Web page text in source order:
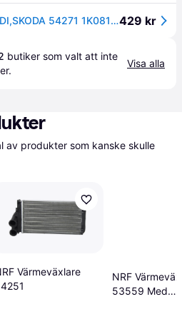
NRF Värmeväxlare VW,AUDI,SKODA 54271 1K0819031,1K0819031A,1K0819031B Värmepaket,Värmeväxlare, kupévärmare 1K0819031C,1K0819031D,1K0819031E429 kr
butiker som valt att inte
Visa alla
av produkter som kanske skulle
Värmeväxlare
NRF
53559 Med